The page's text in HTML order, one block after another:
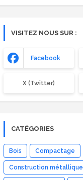
VISITEZ NOUS SUR :
Facebook
X (Twitter)
CATÉGORIES
Bois Compactage
Construction métallique